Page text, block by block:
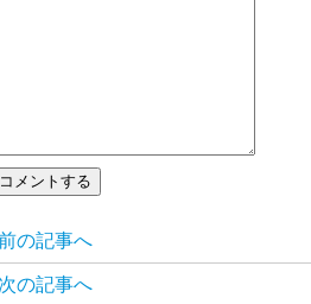
の記事へ
次の記事へ